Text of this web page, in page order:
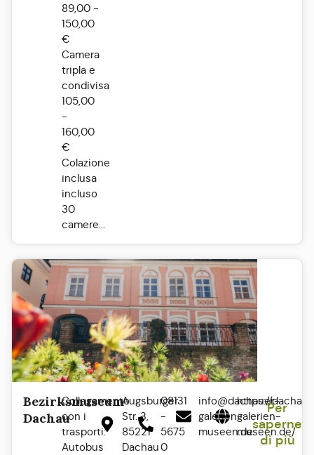
89,00 -
150,00
€
Camera
tripla e
condivisa
105,00
-
160,00
€
Colazione
inclusa
incluso
30
camere...
Bezirksmuseum
Dachau
Collegamento
con i
trasporti:
Autobus
Augsburger
Str. 3,
85221
Dachau
08131
-
5675
0
info@dachauer-
galerien-
museen.de
https://
galerien-
museen.de/
Per
saperne
di più